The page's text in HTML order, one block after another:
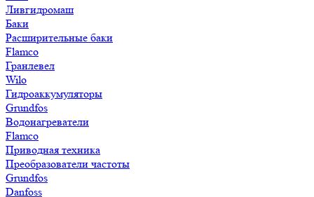
Ливгидромаш
Баки
Расширительные баки
Flamco
Гранлевел
Wilo
Гидроаккумуляторы
Grundfos
Водонагреватели
Flamco
Приводная техника
Преобразователи частоты
Grundfos
Danfoss